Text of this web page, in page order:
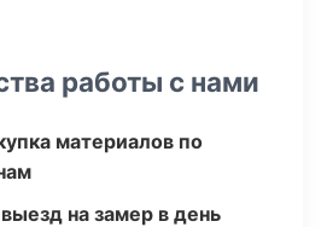
работы с нами
материалов по
на замер в день